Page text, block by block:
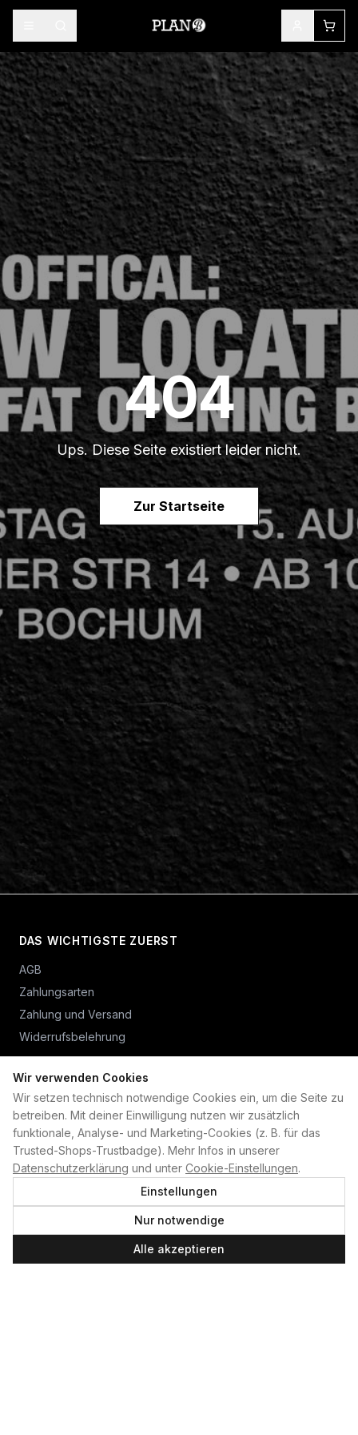
Wir verwenden Cookies
Wir setzen technisch notwendige Cookies ein, um die Seite zu
betreiben. Mit deiner Einwilligung nutzen wir zusätzlich
funktionale, Analyse- und Marketing-Cookies (z. B. für das
Trusted-Shops-Trustbadge). Mehr Infos in unserer
Datenschutzerklärung und unter Cookie-Einstellungen.
Einstellungen
Nur notwendige
Alle akzeptieren
404
Ups. Diese Seite existiert leider nicht.
Zur Startseite
DAS WICHTIGSTE ZUERST
AGB
Zahlungsarten
Zahlung und Versand
Widerrufsbelehrung
PLAN B
Home
Kontakt
Impressum
Datenschutzerklärung